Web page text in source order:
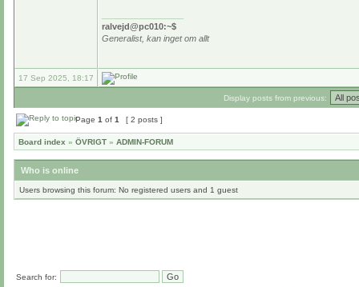
ralvejd@pc010:~$
Generalist, kan inget om allt
17 Sep 2025, 18:17
Display posts from previous:
Page 1 of 1 [ 2 posts ]
Board index » ÖVRIGT » ADMIN-FORUM
Who is online
Users browsing this forum: No registered users and 1 guest
Search for: